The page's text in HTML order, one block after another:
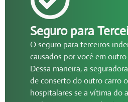
Seguro para
O seguro para terceiros
causados por você em
Dessa maneira, a
de conserto do outro carro
hospitalares se a vítima do